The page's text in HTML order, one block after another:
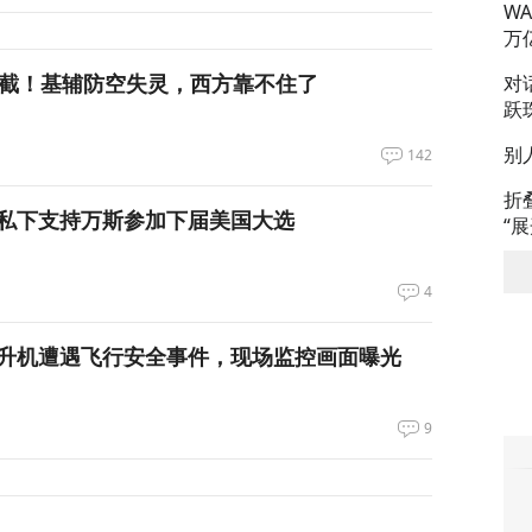
！基辅防空失灵，西方靠不住了
142
下支持万斯参加下届美国大选
4
机遭遇飞行安全事件，现场监控画面曝光
9
万
对
跃
别
折
“